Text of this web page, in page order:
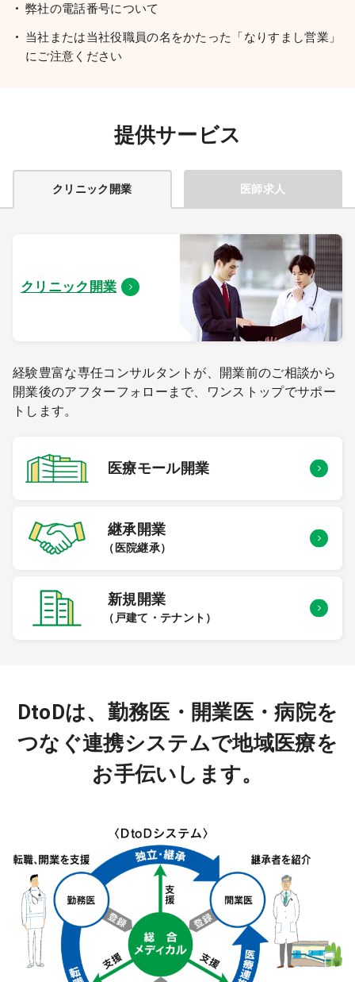
弊社の電話番号について
当社または当社役職員の名をかたった「なりすまし営業」
にご注意ください
提供サービス
クリニック開業 医師求人
クリニック開業
経験豊富な専任コンサルタントが、開業前のご相談から
開業後のアフターフォローまで、ワンストップでサポー
トします。
医療モール開業
継承開業
（医院継承）
新規開業
（戸建て・テナント）
DtoDは、勤務医・開業医・病院を
つなぐ連携システムで地域医療を
お手伝いします。